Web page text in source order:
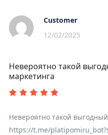
Customer
12/02/2025
Невероятно такой
маркетинга
Невероятно такой
https://t.me/